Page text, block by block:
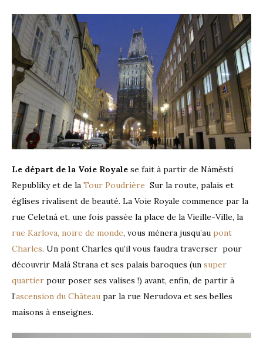
Le départ de la Voie Royale se fait à partir de Náměstí
Republiky et de la Tour Poudrière Sur la route, palais et
églises rivalisent de beauté. La Voie Royale commence par la
rue Celetná et, une fois passée la place de la Vieille-Ville, la
rue Karlova, noire de monde, vous mènera jusqu’au pont
Charles. Un pont Charles qu’il vous faudra traverser pour
découvrir Malá Strana et ses palais baroques (un super
quartier pour poser ses valises !) avant, enfin, de partir à
l’ascension du Château par la rue Nerudova et ses belles
maisons à enseignes.